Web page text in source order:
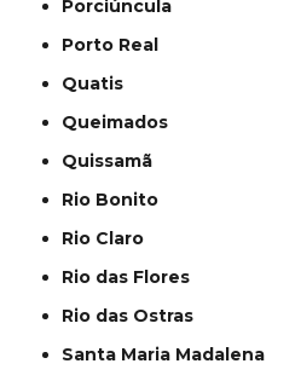
Porciúncula
Porto Real
Quatis
Queimados
Quissamã
Rio Bonito
Rio Claro
Rio das Flores
Rio das Ostras
Santa Maria Madalena